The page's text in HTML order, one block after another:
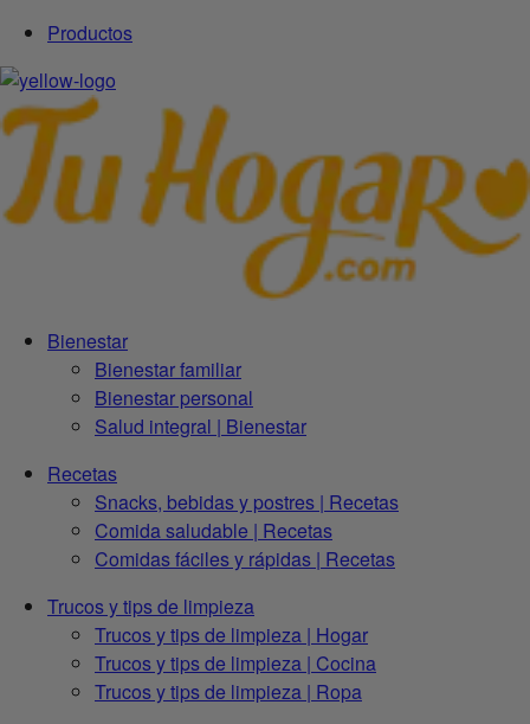
Productos
Bienestar
Bienestar familiar
Bienestar personal
Salud integral | Bienestar
Recetas
Snacks, bebidas y postres | Recetas
Comida saludable | Recetas
Comidas fáciles y rápidas | Recetas
Trucos y tips de limpieza
Trucos y tips de limpieza | Hogar
Trucos y tips de limpieza | Cocina
Trucos y tips de limpieza | Ropa